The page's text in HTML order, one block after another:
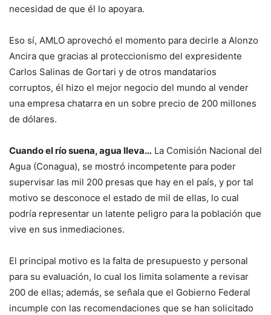
necesidad de que él lo apoyara.
Eso sí, AMLO aprovechó el momento para decirle a Alonzo
Ancira que gracias al proteccionismo del expresidente
Carlos Salinas de Gortari y de otros mandatarios
corruptos, él hizo el mejor negocio del mundo al vender
una empresa chatarra en un sobre precio de 200 millones
de dólares.
Cuando el río suena, agua lleva… La Comisión Nacional del
Agua (Conagua), se mostró incompetente para poder
supervisar las mil 200 presas que hay en el país, y por tal
motivo se desconoce el estado de mil de ellas, lo cual
podría representar un latente peligro para la población que
vive en sus inmediaciones.
El principal motivo es la falta de presupuesto y personal
para su evaluación, lo cual los limita solamente a revisar
200 de ellas; además, se señala que el Gobierno Federal
incumple con las recomendaciones que se han solicitado